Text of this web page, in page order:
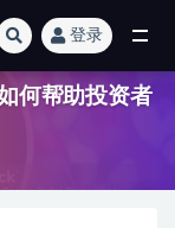
登录
何帮助投资者